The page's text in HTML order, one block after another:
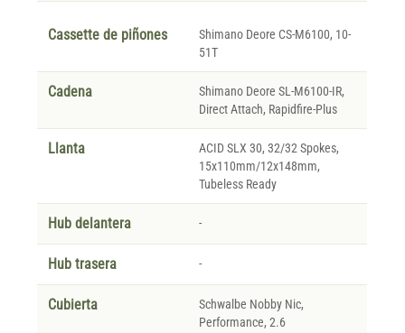
Cassette de piñones
Shimano Deore CS-M6100, 10-
51T
Cadena
Shimano Deore SL-M6100-IR,
Direct Attach, Rapidfire-Plus
Llanta
ACID SLX 30, 32/32 Spokes,
15x110mm/12x148mm,
Tubeless Ready
Hub delantera -
Hub trasera -
Cubierta
Schwalbe Nobby Nic,
Performance, 2.6